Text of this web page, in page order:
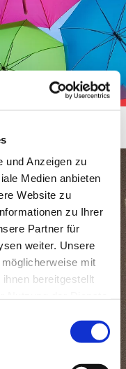
und Anzeigen zu
Medien anbieten
Website zu
zu Ihrer
Partner für
weiter. Unsere
mit
bereitgestellt